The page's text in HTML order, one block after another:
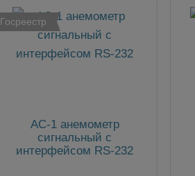
Госреестр
АС-1 анемометр
сигнальный с
интерфейсом RS-232